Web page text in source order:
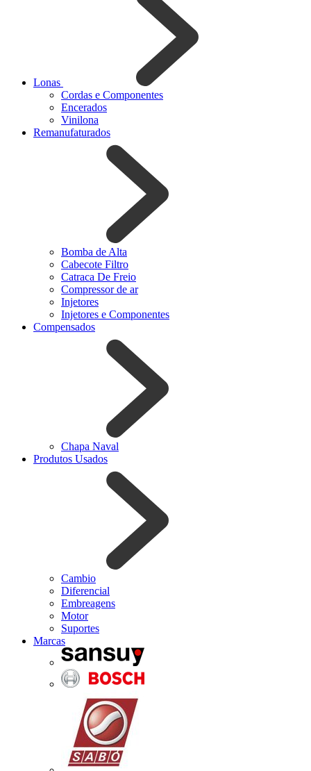
Lonas
Cordas e Componentes
Encerados
Vinilona
Remanufaturados
Bomba de Alta
Cabecote Filtro
Catraca De Freio
Compressor de ar
Injetores
Injetores e Componentes
Compensados
Chapa Naval
Produtos Usados
Cambio
Diferencial
Embreagens
Motor
Suportes
Marcas